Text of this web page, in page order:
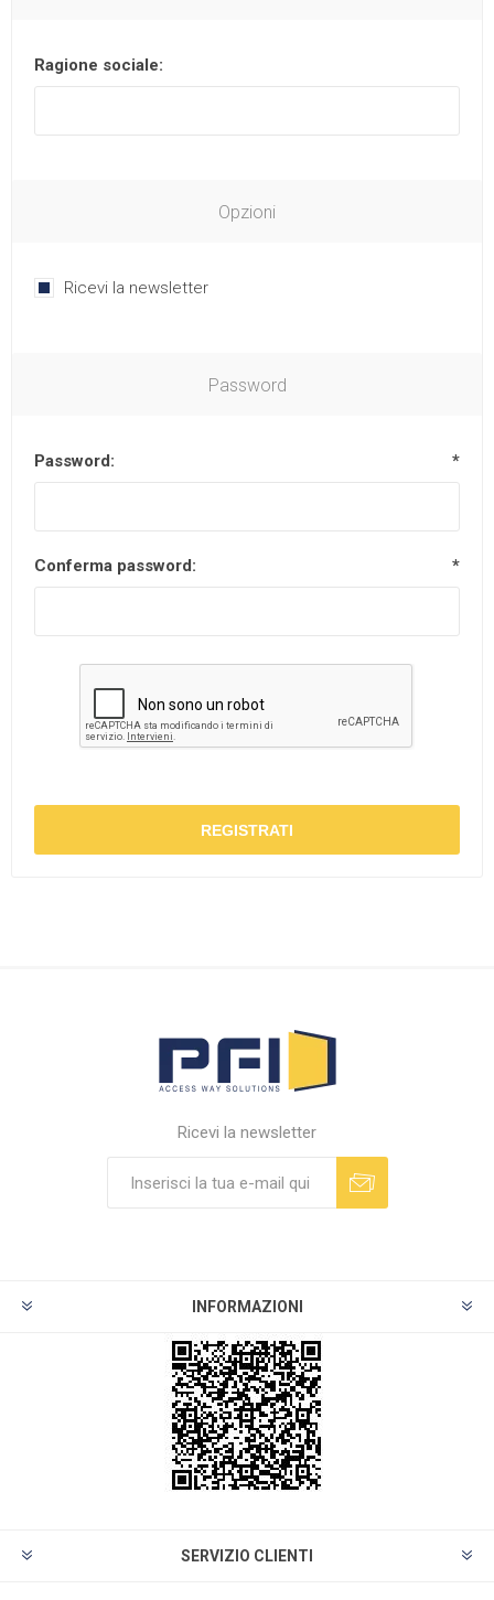
Ragione sociale:
Opzioni
Ricevi la newsletter
Password
Password: *
Conferma password: *
REGISTRATI
Ricevi la newsletter
INFORMAZIONI
SERVIZIO CLIENTI